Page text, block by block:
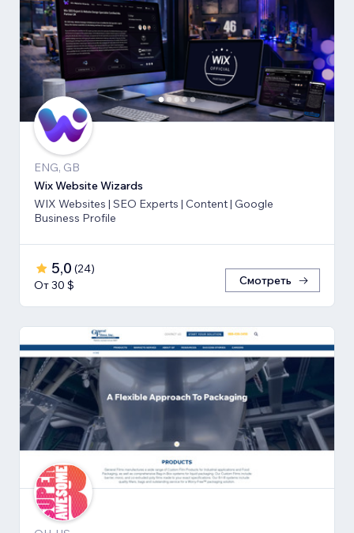
ENG, GB
Wix Website Wizards
WIX Websites | SEO Experts | Content | Google
Business Profile
5,0 (24)
От 30 $
Смотреть